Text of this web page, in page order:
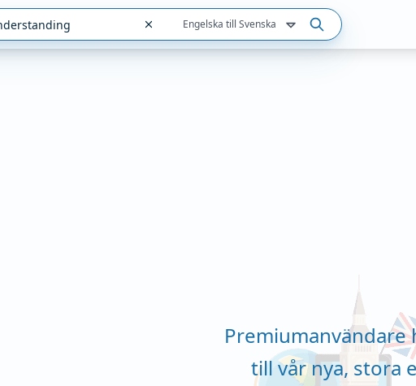
Engelska till Svenska
Premiumanvändare
till vår nya, stora